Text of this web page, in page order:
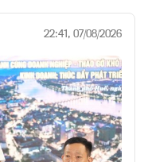
22:41, 07/08/2026